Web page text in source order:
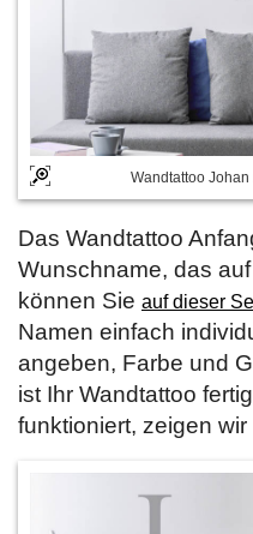
Wandtattoo
Das Wandtattoo
Wunschname, das
können Sie auf dieser
Namen einfach
angeben, Farbe und
ist Ihr Wandtattoo
funktioniert, zeigen